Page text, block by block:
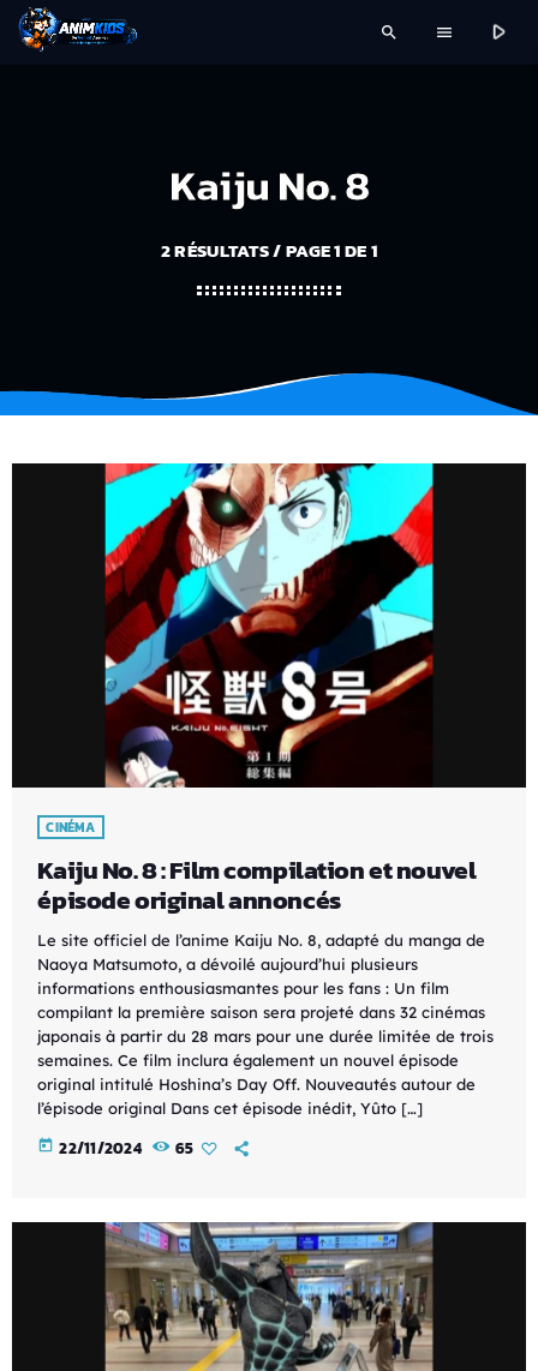
search menu play_arrow
Kaiju No. 8
2 RÉSULTATS / PAGE 1 DE 1
CINÉMA
Kaiju No. 8 : Film compilation et nouvel
épisode original annoncés
Le site officiel de l’anime Kaiju No. 8, adapté du manga de
Naoya Matsumoto, a dévoilé aujourd’hui plusieurs
informations enthousiasmantes pour les fans : Un film
compilant la première saison sera projeté dans 32 cinémas
japonais à partir du 28 mars pour une durée limitée de trois
semaines. Ce film inclura également un nouvel épisode
original intitulé Hoshina’s Day Off. Nouveautés autour de
l’épisode original Dans cet épisode inédit, Yûto […]
today 22/11/2024 65